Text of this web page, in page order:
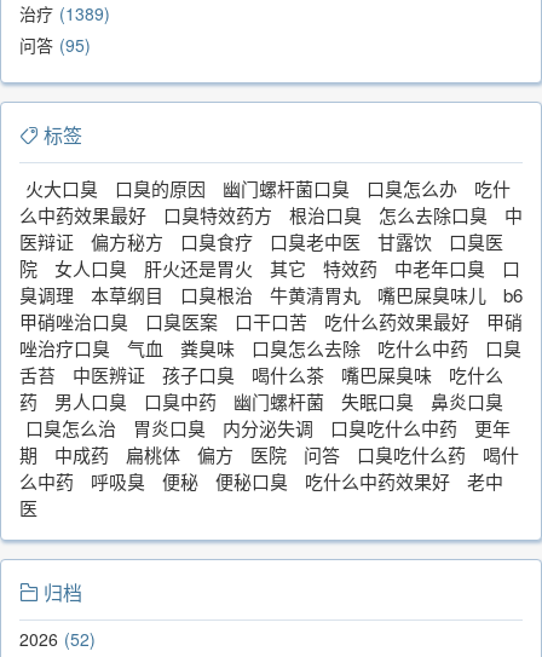
治疗 1389
问答 95
标签
火大口臭 口臭的原因 幽门螺杆菌口臭 口臭怎么办
吃什
么中药效果最好
口臭特效药方 根治口臭 怎么去除口臭
中
医辩证
偏方秘方 口臭食疗 口臭老中医 甘露饮
口臭医
院
女人口臭 肝火还是胃火 其它 特效药 中老年口臭
口
臭调理
本草纲目 口臭根治 牛黄清胃丸 嘴巴屎臭味儿
b6
甲硝唑治口臭
口臭医案 口干口苦 吃什么药效果最好
甲硝
唑治疗口臭
气血 粪臭味 口臭怎么去除 吃什么中药
口臭
舌苔
中医辨证 孩子口臭 喝什么茶 嘴巴屎臭味
吃什么
药
男人口臭 口臭中药 幽门螺杆菌 失眠口臭
鼻炎口臭
口臭怎么治
胃炎口臭 内分泌失调 口臭吃什么中药
更年
期
中成药 扁桃体 偏方 医院 问答 口臭吃什么药
喝什
么中药
呼吸臭 便秘 便秘口臭 吃什么中药效果好
老中
医
归档
2026 52